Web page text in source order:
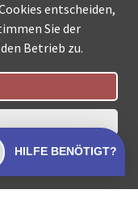
der Schweiz
entscheiden,
Sie der
Betrieb zu.
HILFE BENÖTIGT?